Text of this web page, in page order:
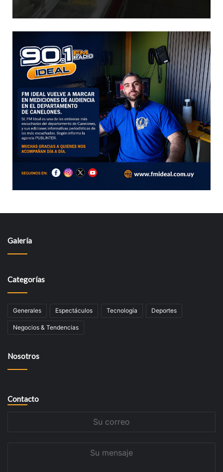
Galería
Categorías
Generales Espectáculos Tecnologí­a Deportes
Negocios & Tendencias
Nosotros
Contacto